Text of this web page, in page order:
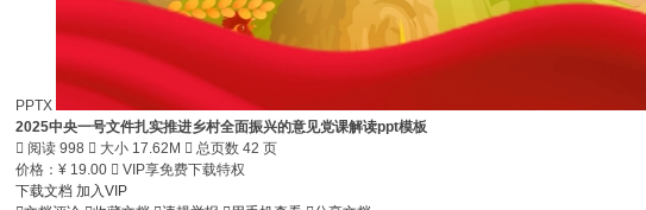
PPTX
2025中央一号文件扎实推进乡村全面振兴的意见党课解读ppt模板
 阅读 998  大小 17.62M  总页数 42 页
价格：¥ 19.00  VIP享免费下载特权
下载文档加入VIP